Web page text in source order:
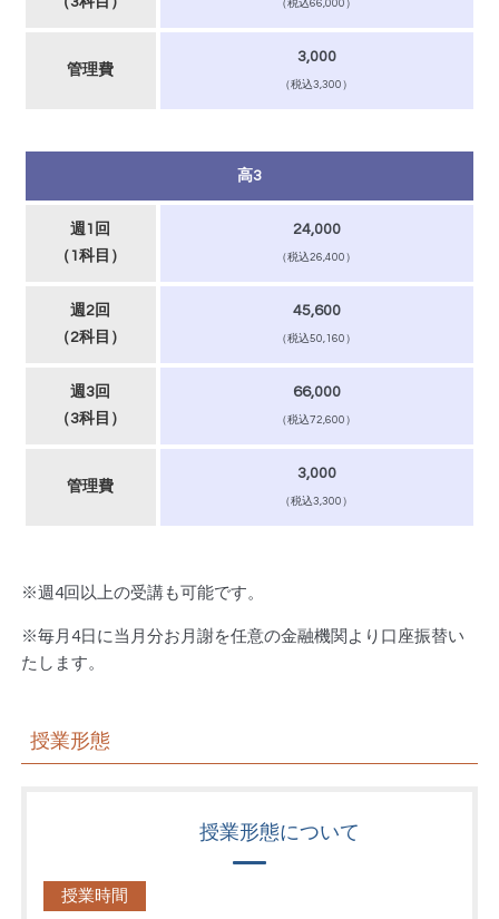
（税込66,000）
管理費
3,000
（税込3,300）
高3
週1回
（1科目）
24,000
（税込26,400）
週2回
（2科目）
45,600
（税込50,160）
週3回
（3科目）
66,000
（税込72,600）
管理費
3,000
（税込3,300）
※週4回以上の受講も可能です。
※毎月4日に当月分お月謝を任意の金融機関より口座振替い
たします。
授業形態
授業形態について
授業時間